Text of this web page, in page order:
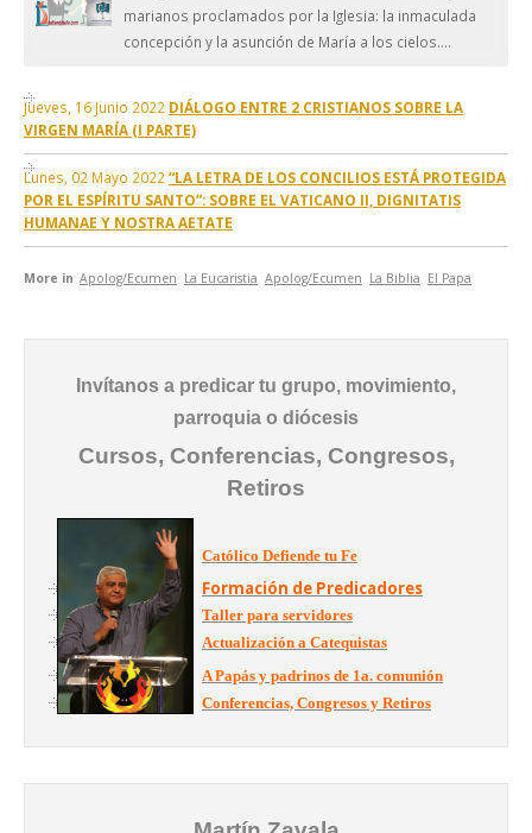
marianos proclamados por la Iglesia: la inmaculada
concepción y la asunción de María a los cielos....
Jueves, 16 Junio 2022 DIÁLOGO ENTRE 2 CRISTIANOS SOBRE LA
VIRGEN MARÍA (I PARTE)
Lunes, 02 Mayo 2022 “LA LETRA DE LOS CONCILIOS ESTÁ PROTEGIDA
POR EL ESPÍRITU SANTO”: SOBRE EL VATICANO II, DIGNITATIS
HUMANAE Y NOSTRA AETATE
More in Apolog/Ecumen La Eucaristia Apolog/Ecumen La Biblia El Papa
Invítanos a predicar tu grupo, movimiento,
parroquia o diócesis
Cursos, Conferencias, Congresos,
Retiros
Católico Defiende tu Fe
Formación de Predicadores
Taller para servidores
Actualización a Catequistas
A Papás y padrinos de 1a. comunión
Conferencias, Congresos y Retiros